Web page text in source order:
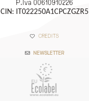
P.Iva 00610910226
CIN: IT022250A1CPCZGZR5
CREDITS
NEWSLETTER